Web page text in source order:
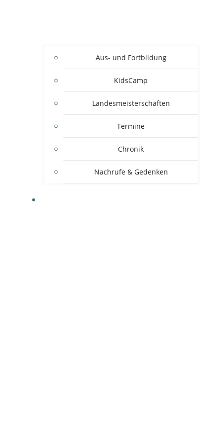
Aus- und Fortbildung
KidsCamp
Landesmeisterschaften
Termine
Chronik
Nachrufe & Gedenken